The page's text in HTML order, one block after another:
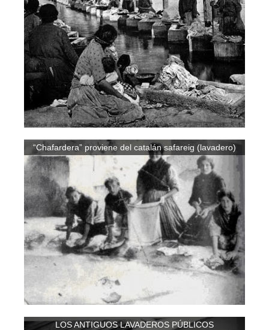
“Chafardera” proviene del catalán safareig (lavadero)
LOS ANTIGUOS LAVADEROS PÚBLICOS